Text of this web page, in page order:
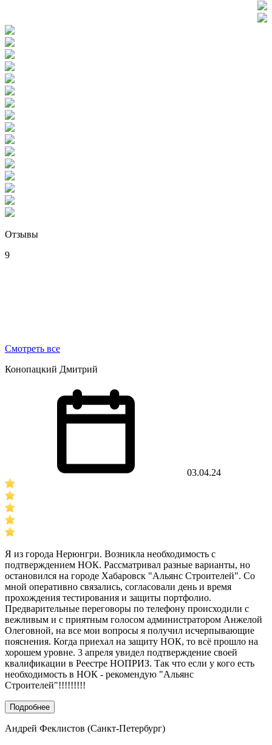
Отзывы
9
Смотреть все
Конопацкий Дмитрий
03.04.24
Я из города Нерюнгри. Возникла необходимость с
подтверждением НОК. Рассматривал разные варианты, но
остановился на городе Хабаровск "Альянс Строителей". Со
мной оперативно связались, согласовали день и время
прохождения тестирования и защиты портфолио.
Предварительные переговоры по телефону происходили с
вежливым и с приятным голосом администратором Анжелой
Олеговной, на все мои вопросы я получил исчерпывающие
пояснения. Когда приехал на защиту НОК, то всё прошло на
хорошем уровне. 3 апреля увидел подтверждение своей
квалификации в Реестре НОПРИЗ. Так что если у кого есть
необходимость в НОК - рекомендую "Альянс
Строителей"!!!!!!!!!
Подробнее
Андрей Феклистов (Санкт-Петербург)